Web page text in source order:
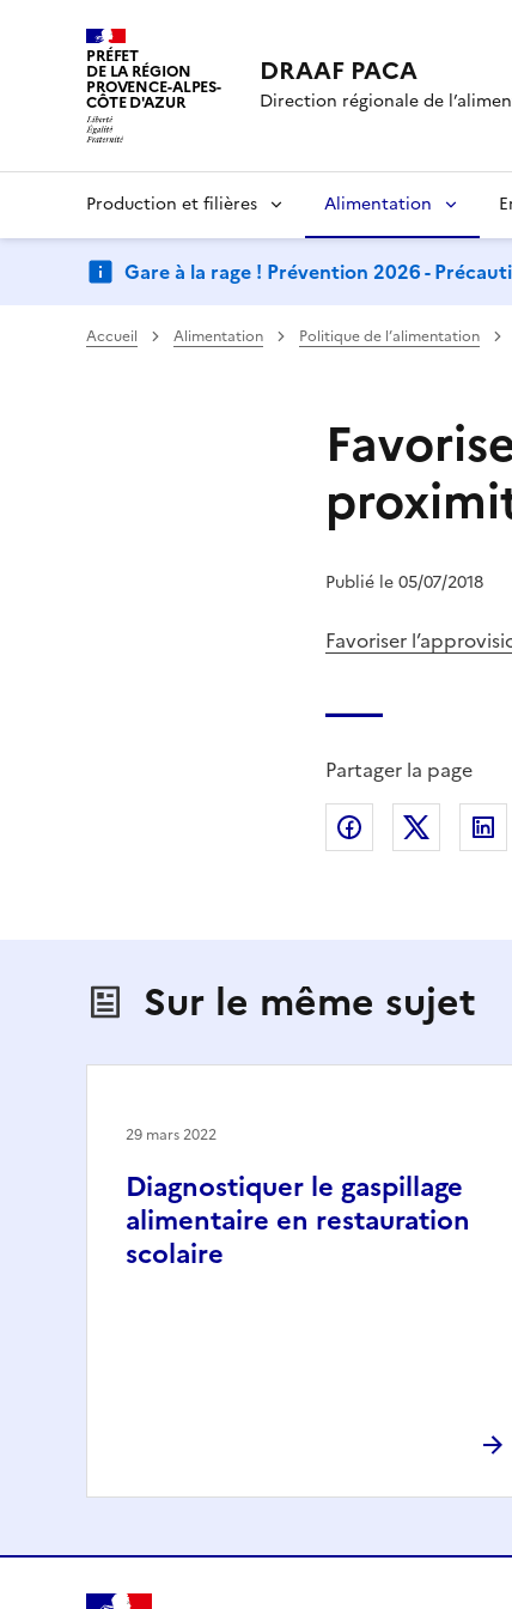
PRÉFET
DE LA RÉGION
PROVENCE-ALPES-
CÔTE D'AZUR
DRAAF PACA
Direction régionale de
Production et filières Alimentation
Gare à la rage ! Prévention 2026 -
Accueil Alimentation Politique de l’alimentation
Publié le 05/07/2018
Favoriser
Partager la page
Partager sur
Sur le même sujet
Diagnostiquer le gaspillage
alimentaire en restauration
scolaire
29 mars 2022